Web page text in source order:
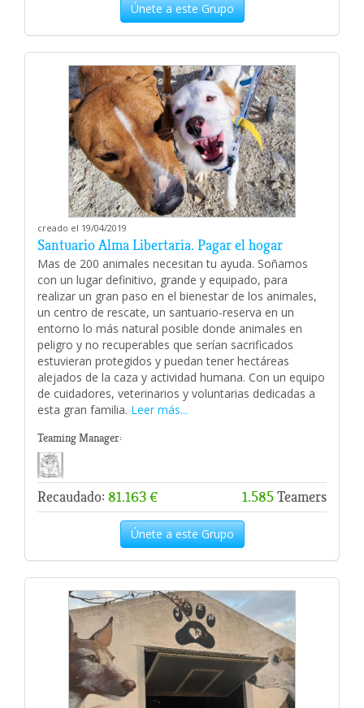
Únete a este Grupo
creado el 19/04/2019
Santuario Alma Libertaria. Pagar el hogar
Mas de 200 animales necesitan tu ayuda. Soñamos
con un lugar definitivo, grande y equipado, para
realizar un gran paso en el bienestar de los animales,
un centro de rescate, un santuario-reserva en un
entorno lo más natural posible donde animales en
peligro y no recuperables que serían sacrificados
estuvieran protegidos y puedan tener hectáreas
alejados de la caza y actividad humana. Con un equipo
de cuidadores, veterinarios y voluntarias dedicadas a
esta gran familia. Leer más...
Teaming Manager:
Recaudado: 81.163 € 1.585Teamers
Únete a este Grupo